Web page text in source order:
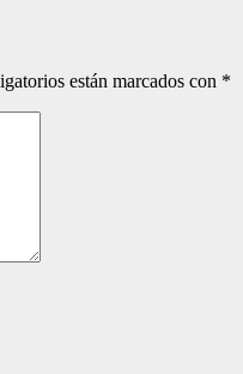
están marcados con *